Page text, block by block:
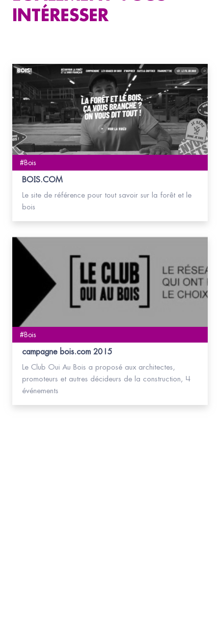
INTÉRESSER
#Bois
BOIS.COM
Le site de référence pour tout savoir sur la forêt et le
bois
#Bois
campagne bois.com 2015
Le Club Oui Au Bois a proposé aux architectes,
promoteurs et autres décideurs de la construction, 4
événements